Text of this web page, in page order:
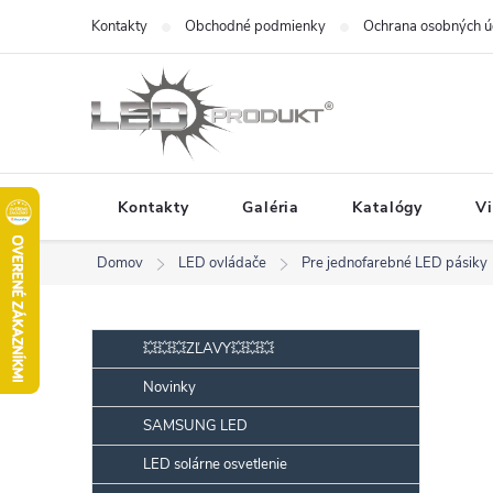
obsah
Kontakty Obchodné podmienky Ochrana osobných
Kontakty Galéria Katalógy
Domov LED ovládače Pre jednofarebné LED pásiky
o
č
n
Preskočiť
kategórie💥💥💥ZĽAVY💥💥💥
Novinky
SAMSUNG LED
LED solárne osvetlenie